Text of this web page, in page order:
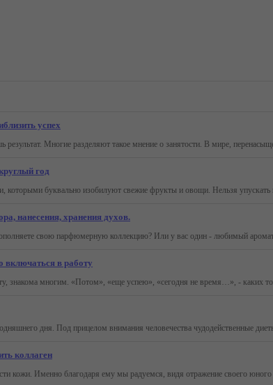
успех
год
нанесения, хранения духов.
включаться в работу
коллаген